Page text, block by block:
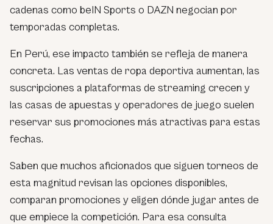
cadenas como beIN Sports o DAZN negocian por
temporadas completas.
En Perú, ese impacto también se refleja de manera
concreta. Las ventas de ropa deportiva aumentan, las
suscripciones a plataformas de streaming crecen y
las casas de apuestas y operadores de juego suelen
reservar sus promociones más atractivas para estas
fechas.
Saben que muchos aficionados que siguen torneos de
esta magnitud revisan las opciones disponibles,
comparan promociones y eligen dónde jugar antes de
que empiece la competición. Para esa consulta